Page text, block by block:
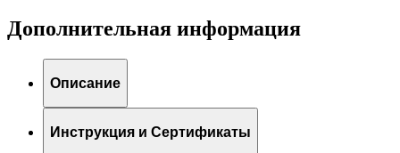
Дополнительная информация
Описание
Инструкция и Сертификаты